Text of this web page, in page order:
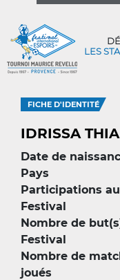
LES
FICHE D'IDENTITÉ
IDRISSA
Date de
Pays
Participations au
Festival
Nombre de
Festival
Nombre de
joués